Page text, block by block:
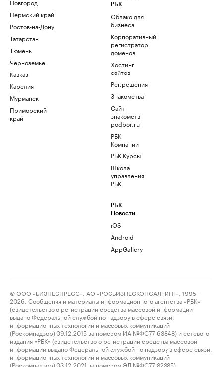
Новгород
Пермский край
Ростов-на-Дону
Татарстан
Тюмень
Черноземье
Кавказ
Карелия
Мурманск
Приморский
край
РБК
Облако для
бизнеса
Корпоративный
регистратор
доменов
Хостинг
сайтов
Рег.решения
Знакомства
Сайт
знакомств
podbor.ru
РБК
Компании
РБК Курсы
Школа
управления
РБК
РБК
Новости
iOS
Android
AppGallery
© ООО «БИЗНЕСПРЕСС», АО «РОСБИЗНЕСКОНСАЛТИНГ», 1995–
2026. Сообщения и материалы информационного агентства «РБК»
(свидетельство о регистрации средства массовой информации
выдано Федеральной службой по надзору в сфере связи,
информационных технологий и массовых коммуникаций
(Роскомнадзор) 09.12.2015 за номером ИА №ФС77-63848) и сетевого
издания «РБК» (свидетельство о регистрации средства массовой
информации выдано Федеральной службой по надзору в сфере связи,
информационных технологий и массовых коммуникаций
(Роскомнадзор) 03.12.2021 за номером ЭЛ №ФС77-82385)